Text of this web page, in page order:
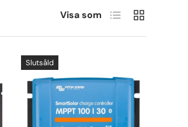
Visa som Lista Rutnät
Slutsåld